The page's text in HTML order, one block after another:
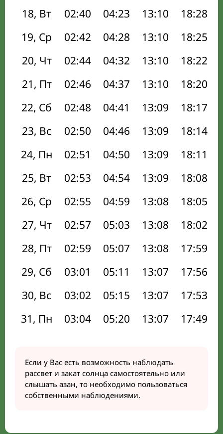
18, Вт
02:40 04:23 13:10 18:28
19, Ср
02:42 04:28 13:10 18:25
20, Чт
02:44 04:32 13:10 18:22
21, Пт
02:46 04:37 13:10 18:20
22, Сб
02:48 04:41 13:09 18:17
23, Вс
02:50 04:46 13:09 18:14
24, Пн
02:51 04:50 13:09 18:11
25, Вт
02:53 04:54 13:09 18:08
26, Ср
02:55 04:59 13:08 18:05
27, Чт
02:57 05:03 13:08 18:02
28, Пт
02:59 05:07 13:08 17:59
29, Сб
03:01 05:11 13:07 17:56
30, Вс
03:02 05:15 13:07 17:53
31, Пн
03:04 05:20 13:07 17:49
Если у Вас есть возможность наблюдать
рассвет и закат солнца самостоятельно или
слышать азан, то необходимо пользоваться
собственными наблюдениями.